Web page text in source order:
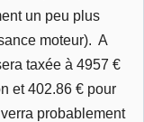
un peu plus
moteur). A
taxée à 4957 €
et 402.86 € pour
probablement